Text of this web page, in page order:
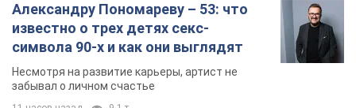
Александру Пономареву – 53: что
известно о трех детях секс-
символа 90-х и как они выглядят
Несмотря на развитие карьеры, артист не
забывал о личном счастье